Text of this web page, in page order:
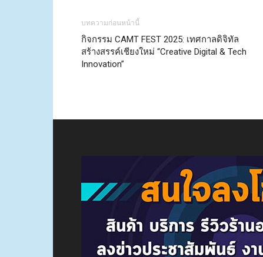
บทความก่อนหน้านี้
กิจกรรม CAMT FEST 2025: เทศกาลดิจิทัล
สร้างสรรค์เชียงใหม่ “Creative Digital & Tech
Innovation”